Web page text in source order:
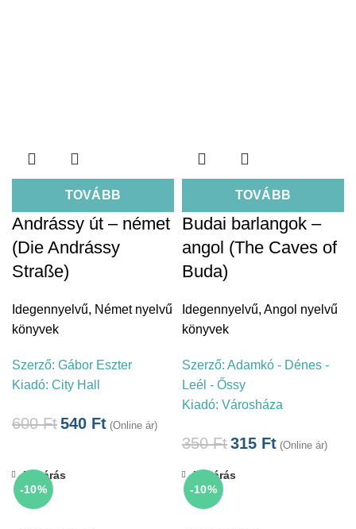
TOVÁBB
Andrássy út – német
(Die Andrássy
Straße)
Idegennyelvű, Német nyelvű
könyvek
Szerző: Gábor Eszter
Kiadó: City Hall
600Ft540 Ft (Online ár)
TOVÁBB
Budai barlangok –
angol (The Caves of
Buda)
Idegennyelvű, Angol nyelvű
könyvek
Szerző: Adamkó - Dénes -
Leél - Őssy
Kiadó: Városháza
350Ft315 Ft (Online ár)
-10%
Bezárás
-10%
Bezárás